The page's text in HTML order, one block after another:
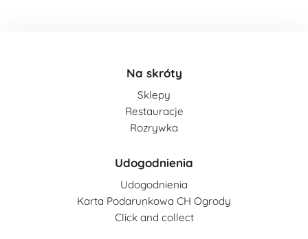
Na skróty
Sklepy
Restauracje
Rozrywka
Udogodnienia
Udogodnienia
Karta Podarunkowa CH Ogrody
Click and collect